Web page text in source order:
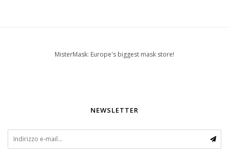
MisterMask: Europe's biggest mask store!
NEWSLETTER